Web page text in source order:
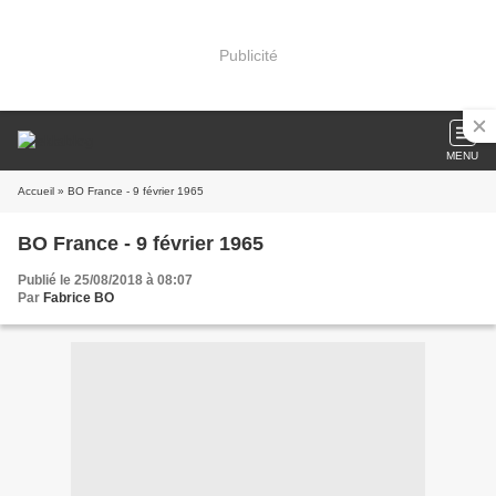
Publicité
MENU
Accueil » BO France - 9 février 1965
BO France - 9 février 1965
Publié le 25/08/2018 à 08:07
Par Fabrice BO